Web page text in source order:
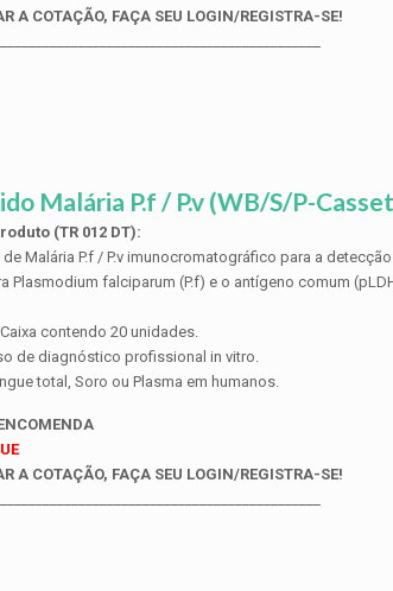
A COTAÇÃO, FAÇA SEU LOGIN/REGISTRA-SE!
Malária P.f / P.v (WB/S/P-
(TR 012 DT):
de Malária P.f / P.v imunocromatográfico para a
Plasmodium falciparum (P.f) e o antígeno comum
contendo 20 unidades.
de diagnóstico profissional in vitro.
total, Soro ou Plasma em humanos.
A COTAÇÃO, FAÇA SEU LOGIN/REGISTRA-SE!